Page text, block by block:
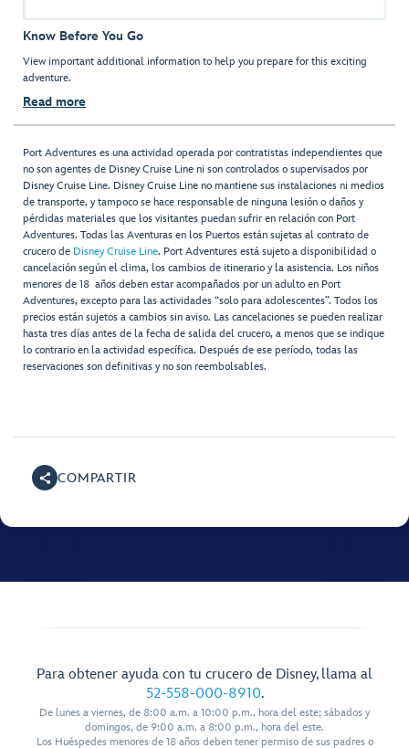
Know Before You Go
View important additional information to help you prepare for this exciting
adventure.
Read more
Port Adventures es una actividad operada por contratistas independientes que
no son agentes de Disney Cruise Line ni son controlados o supervisados por
Disney Cruise Line. Disney Cruise Line no mantiene sus instalaciones ni medios
de transporte, y tampoco se hace responsable de ninguna lesión o daños y
pérdidas materiales que los visitantes puedan sufrir en relación con Port
Adventures. Todas las Aventuras en los Puertos están sujetas al contrato de
crucero de Disney Cruise Line. Port Adventures está sujeto a disponibilidad o
cancelación según el clima, los cambios de itinerario y la asistencia. Los niños
menores de 18 años deben estar acompañados por un adulto en Port
Adventures, excepto para las actividades “solo para adolescentes”. Todos los
precios están sujetos a cambios sin aviso. Las cancelaciones se pueden realizar
hasta tres días antes de la fecha de salida del crucero, a menos que se indique
lo contrario en la actividad específica. Después de ese período, todas las
reservaciones son definitivas y no son reembolsables.
COMPARTIR
Para obtener ayuda con tu crucero de Disney, llama al
52-558-000-8910.
De lunes a viernes, de 8:00 a.m. a 10:00 p.m., hora del este; sábados y
domingos, de 9:00 a.m. a 8:00 p.m., hora del este.
Los Huéspedes menores de 18 años deben tener permiso de sus padres o